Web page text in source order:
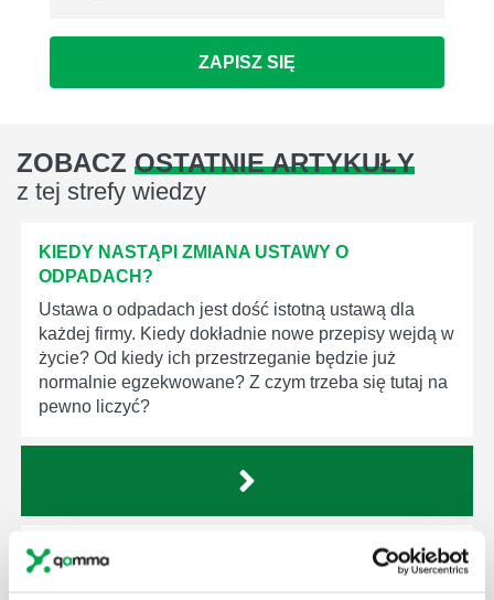
ZAPISZ SIĘ
ZOBACZ OSTATNIE ARTYKUŁY
z tej strefy wiedzy
KIEDY NASTĄPI ZMIANA USTAWY O
ODPADACH?
Ustawa o odpadach jest dość istotną ustawą dla
każdej firmy. Kiedy dokładnie nowe przepisy wejdą w
życie? Od kiedy ich przestrzeganie będzie już
normalnie egzekwowane? Z czym trzeba się tutaj na
pewno liczyć?
WYCINKA DRZEW A USTAWA O OCHRONIE
ŚRODOWISKA - CO WARTO WIEDZIEĆ?